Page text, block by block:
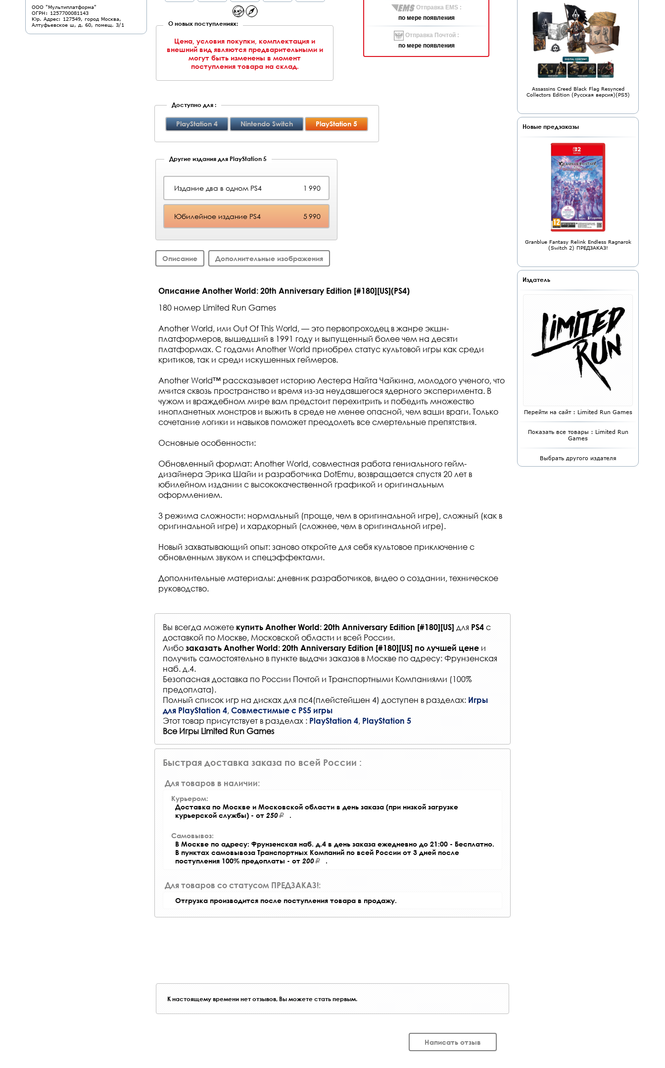
ООО "Мультиплатформа"
ОГРН: 1257700081143
Юр. Адрес: 127549, город Москва,
Алтуфьевское ш, д. 60, помещ. 3/1
О новых поступлениях:
Цена, условия покупки, комплектация и
внешний вид являются предварительными и
могут быть изменены в момент
поступления товара на склад.
Отправка EMS :
по мере появления
Отправка Почтой :
по мере появления
Доступно для :
PlayStation 4 Nintendo Switch PlayStation 5
Другие издания для PlayStation 5
Издание два в одном PS4 1 990
Юбилейное издание PS4 5 990
Описание Дополнительные изображения
Описание Another World: 20th Anniversary Edition [#180][US](PS4)
180 номер Limited Run Games
Another World, или Out Of This World, — это первопроходец в жанре экшн-
платформеров, вышедший в 1991 году и выпущенный более чем на десяти
платформах. С годами Another World приобрел статус культовой игры как среди
критиков, так и среди искушенных геймеров.
Another World™ рассказывает историю Лестера Найта Чайкина, молодого ученого, что
мчится сквозь пространство и время из-за неудавшегося ядерного эксперимента. В
чужом и враждебном мире вам предстоит перехитрить и победить множество
инопланетных монстров и выжить в среде не менее опасной, чем ваши враги. Только
сочетание логики и навыков поможет преодолеть все смертельные препятствия.
Основные особенности:
Обновленный формат: Another World, совместная работа гениального гейм-
дизайнера Эрика Шайи и разработчика DotEmu, возвращается спустя 20 лет в
юбилейном издании с высококачественной графикой и оригинальным
оформлением.
3 режима сложности: нормальный (проще, чем в оригинальной игре), сложный (как в
оригинальной игре) и хардкорный (сложнее, чем в оригинальной игре).
Новый захватывающий опыт: заново откройте для себя культовое приключение с
обновленным звуком и спецэффектами.
Дополнительные материалы: дневник разработчиков, видео о создании, техническое
руководство.
Вы всегда можете купить Another World: 20th Anniversary Edition [#180][US] для PS4 с
доставкой по Москве, Московской области и всей России.
Либо заказать Another World: 20th Anniversary Edition [#180][US] по лучшей цене и
получить самостоятельно в пункте выдачи заказов в Москве по адресу: Фрунзенская
наб. д.4.
Безопасная доставка по России Почтой и Транспортными Компаниями (100%
предоплата).
Полный список игр на дисках для пс4(плейстейшен 4) доступен в разделах: Игры
для PlayStation 4, Совместимые с PS5 игры
Этот товар присутствует в разделах : PlayStation 4, PlayStation 5
Все Игры Limited Run Games
Быстрая доставка заказа по всей России :
Для товаров в наличии:
Курьером:
Доставка по Москве и Московской области в день заказа (при низкой загрузке
курьерской службы) - от 250 .
Самовывоз:
В Москве по адресу: Фрунзенская наб. д.4 в день заказа ежедневно до 21:00 - Бесплатно.
В пунктах самовывоза Транспортных Компаний по всей России от 3 дней после
поступления 100% предоплаты - от 200 .
Для товаров со статусом ПРЕДЗАКАЗ!:
Отгрузка производится после поступления товара в продажу.
К настоящему времени нет отзывов, Вы можете стать первым.
Написать отзыв
Assassins Creed Black Flag Resynced
Collectors Edition (Русская версия)(PS5)
Новые предзаказы
Granblue Fantasy Relink Endless Ragnarok
(Switch 2) ПРЕДЗАКАЗ!
Издатель
Перейти на сайт : Limited Run Games
Показать все товары : Limited Run
Games
Выбрать другого издателя